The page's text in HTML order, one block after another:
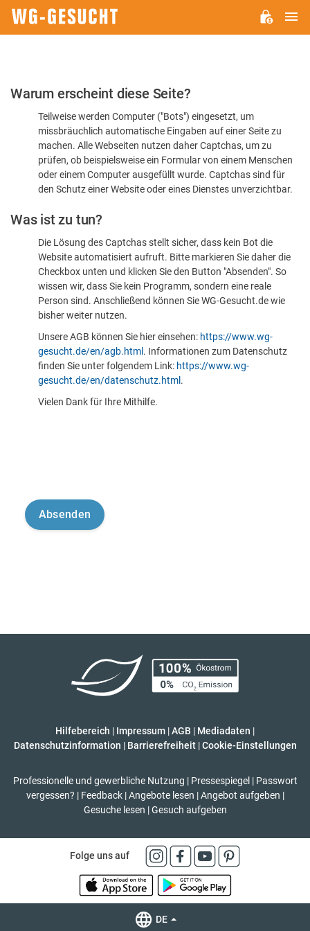
Bitte
dass
sind
Warum erscheint diese Seite?
Teilweise werden Computer ("Bots") eingesetzt, um
missbräuchlich automatische Eingaben auf einer Seite zu
machen. Alle Webseiten nutzen daher Captchas, um zu
prüfen, ob beispielsweise ein Formular von einem Menschen
oder einem Computer ausgefüllt wurde. Captchas sind für
den Schutz einer Website oder eines Dienstes unverzichtbar.
Was ist zu tun?
Die Lösung des Captchas stellt sicher, dass kein Bot die
Website automatisiert aufruft. Bitte markieren Sie daher die
Checkbox unten und klicken Sie den Button "Absenden". So
wissen wir, dass Sie kein Programm, sondern eine reale
Person sind. Anschließend können Sie WG-Gesucht.de wie
bisher weiter nutzen.
Unsere AGB können Sie hier einsehen: https://www.wg-
gesucht.de/en/agb.html . Informationen zum Datenschutz
finden Sie unter folgendem Link: https://www.wg-
gesucht.de/en/datenschutz.html .
Vielen Dank für Ihre Mithilfe.
Hilfebereich | Impressum |AGB | Mediadaten |
Datenschutzinformation | Barrierefreiheit | Cookie-Einstellungen
Professionelle und gewerbliche Nutzung | Pressespiegel | Passwort
vergessen? | Feedback | Angebote lesen | Angebot aufgeben |
Gesuche lesen | Gesuch aufgeben
Folge uns auf
DE